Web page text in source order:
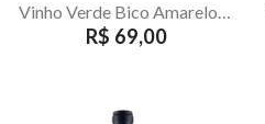
Vinho Verde Bico Amarelo Esporao 750ml
R$ 69,00